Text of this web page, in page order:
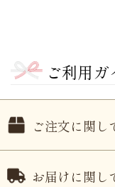
退職・異
ご利用ガ
ご注文に関し
お届けに関し